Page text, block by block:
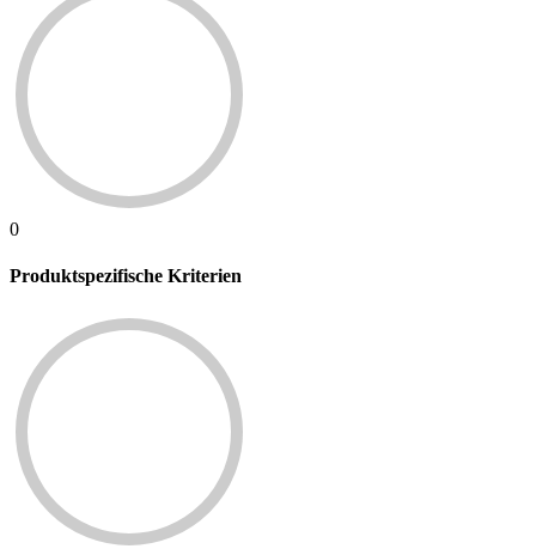
0
Produktspezifische Kriterien